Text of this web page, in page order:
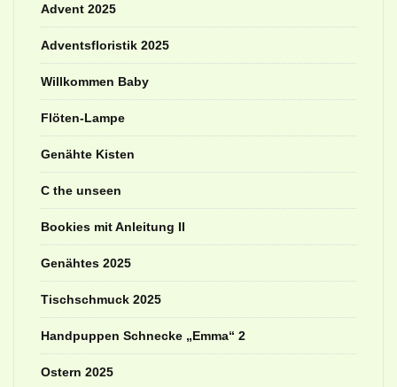
Advent 2025
Adventsfloristik 2025
Willkommen Baby
Flöten-Lampe
Genähte Kisten
C the unseen
Bookies mit Anleitung II
Genähtes 2025
Tischschmuck 2025
Handpuppen Schnecke „Emma“ 2
Ostern 2025